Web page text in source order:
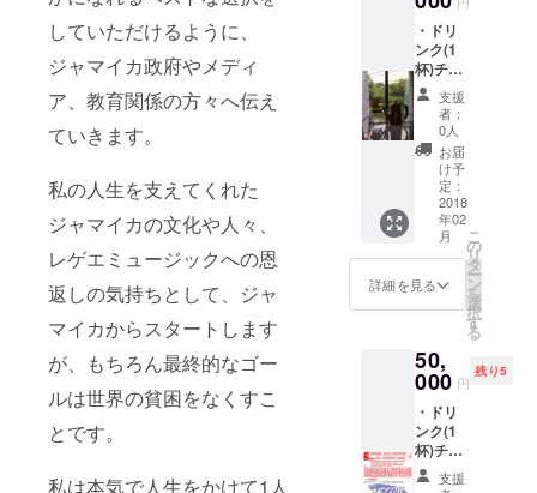
していただけるように、
ジャマイカ政府やメディ
ア、教育関係の方々へ伝え
ていきます。
私の人生を支えてくれた
ジャマイカの文化や人々、
レゲエミュージックへの恩
返しの気持ちとして、ジャ
マイカからスタートします
が、もちろん最終的なゴー
ルは世界の貧困をなくすこ
とです。
私は本気で人生をかけて1人
地英人
博士が
開発し
たコー
チング
です)の
トライ
アル
コーチ
ング
セッ
ション
対面45
分
程度)店
舗貸出
・
Thank
you
letterを
お送り
致しま
す。 ・
現地
Jamaic
aでしか
手に入
らない
め合わ
せ(ブ
ウンテ
ンコー
ヒー、
スパイ
月 ・希
望の方
に店内
へご希
望の写
真を掲
タッフ
として
体験
(コー
ヒー、
ジャマ
イカ料
理のス
・休日
時(平日
程度)店
舗貸出
・
Thank
・ドリ
ンク(1
杯)チ
ケット
10枚 ・
ステッ
カー10
リジナ
ルミッ
クス
CD(Reg
gae)(プ
ロのサ
ウンド
月1回制
作×6ヶ
月 ・希
望の方
に店内
へご希
望の写
支援
者：
0人
お届
け予
定：
2018
年02
月
詳細を見る
こ
の
リ
タ
ー
ン
を
選
択
す
る
50,
000 円
残り5
・ドリ
ンク(1
杯)チ
ケット
10枚 ・支援